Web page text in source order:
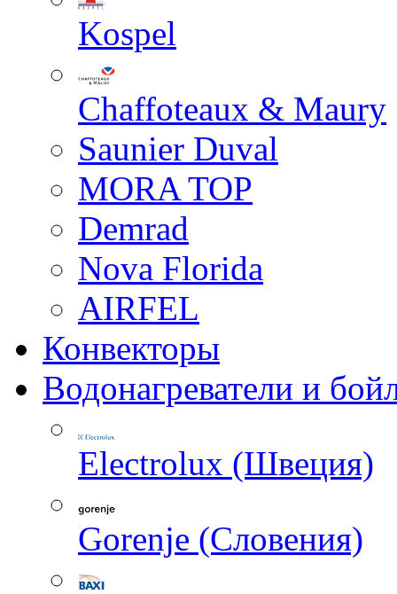
Kospel
Chaffoteaux & Maury
Saunier Duval
MORA TOP
Demrad
Nova Florida
AIRFEL
Конвекторы
Водонагреватели и
Electrolux (Швеция)
Gorenje (Словения)